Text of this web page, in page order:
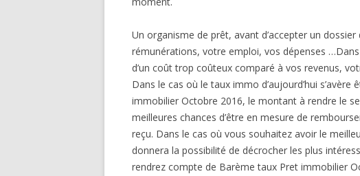
Un organisme de prêt, avant d’accepter un
rémunérations, votre emploi, vos dépenses
d’un coût trop coûteux comparé à vos revenus,
Dans le cas où le taux immo d’aujourd’hui
immobilier Octobre 2016, le montant à rendre le
meilleures chances d’être en mesure de
reçu. Dans le cas où vous souhaitez avoir le
donnera la possibilité de décrocher les plus
rendrez compte de Barème taux Pret immobilier